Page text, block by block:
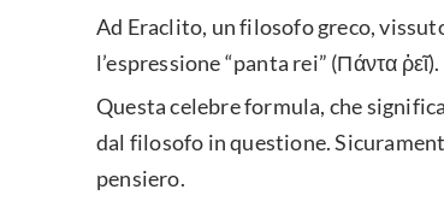
Ad Eraclito, un filosofo greco,
l’espressione “panta rei” (Πάντα ῥεῖ).
Questa celebre formula, che
dal filosofo in questione.
pensiero.